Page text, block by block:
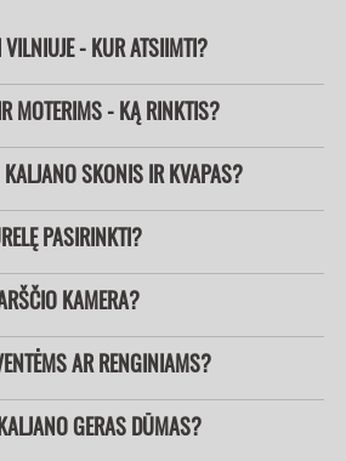
- KUR ATSIIMTI?
MOTERIMS - KĄ RINKTIS?
SKONIS IR KVAPAS?
PASIRINKTI?
KAMERA?
AR RENGINIAMS?
GERAS DŪMAS?